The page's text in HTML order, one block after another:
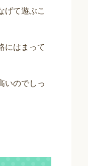
げて遊ぶこ
にはまって
いのでしっ